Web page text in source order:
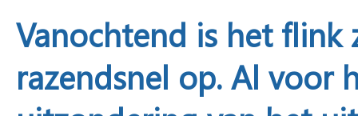
Vanochtend is het flink
razendsnel op. Al voor